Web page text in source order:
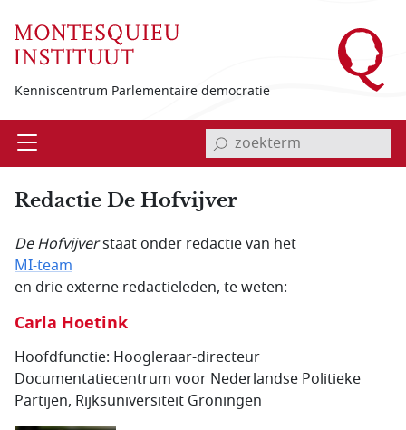
Kenniscentrum Parlementaire democratie
Open invoerveld zoekterm
Redactie De Hofvijver
De Hofvijverstaat onder redactie van het
MI-team
en drie externe redactieleden, te weten:
Carla Hoetink
Hoofdfunctie: Hoogleraar-directeur
Documentatiecentrum voor Nederlandse Politieke
Partijen, Rijksuniversiteit Groningen